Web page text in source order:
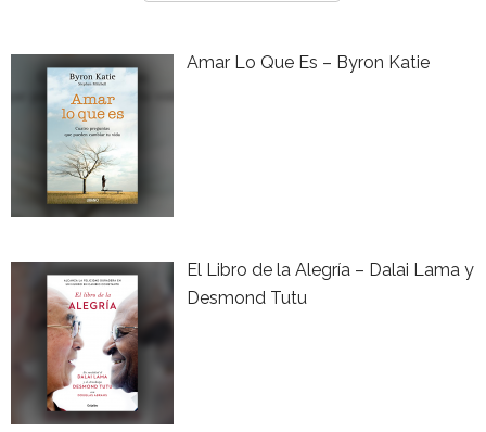
Amar Lo Que Es – Byron Katie
El Libro de la Alegría – Dalai Lama y
Desmond Tutu